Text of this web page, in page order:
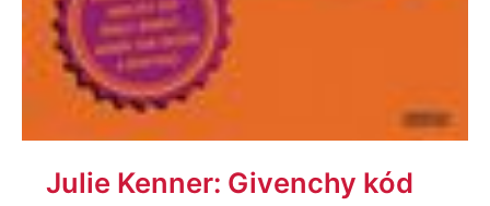
Julie Kenner: Givenchy kód